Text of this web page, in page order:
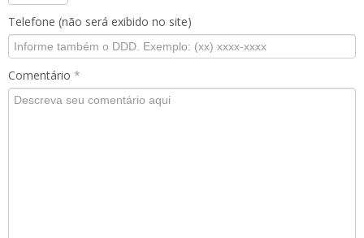
Telefone (não será exibido no site)
Comentário *